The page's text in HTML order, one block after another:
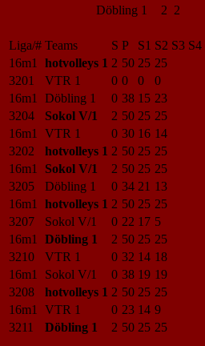
Döbling 1
2 2
Liga/# Teams S P S1 S2 S3 S4
16m1
hotvolleys 1 2 50 25 25
3201
VTR 1 0 0 0
0
16m1
Döbling 1 0 38 15 23
3204
Sokol V/1 2 50 25 25
16m1
VTR 1 0 30 16 14
3202
hotvolleys 1 2 50 25 25
16m1
Sokol V/1 2 50 25 25
3205
Döbling 1 0 34 21 13
16m1
hotvolleys 1 2 50 25 25
3207
Sokol V/1 0 22 17 5
16m1
Döbling 1 2 50 25 25
3210
VTR 1 0 32 14 18
16m1
Sokol V/1 0 38 19 19
3208
hotvolleys 1 2 50 25 25
16m1
VTR 1 0 23 14 9
3211
Döbling 1 2 50 25 25